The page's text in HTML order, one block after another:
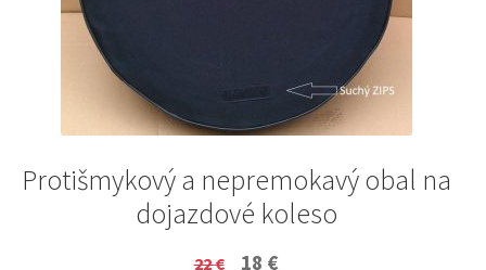
Protišmykový a nepremokavý obal na
dojazdové koleso
22€
Original
18 €